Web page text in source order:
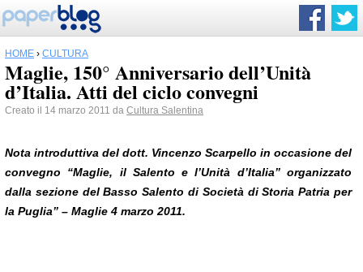
HOME › CULTURA
Maglie, 150° Anniversario dell’Unità
d’Italia. Atti del ciclo convegni
Creato il 14 marzo 2011 da Cultura Salentina
Nota introduttiva del dott. Vincenzo Scarpello in occasione del
convegno “Maglie, il Salento e l’Unità d’Italia” organizzato
dalla sezione del Basso Salento di Società di Storia Patria per
la Puglia” – Maglie 4 marzo 2011.